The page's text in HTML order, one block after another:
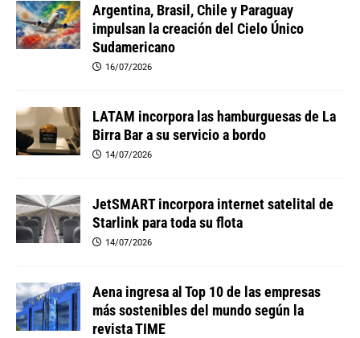
Argentina, Brasil, Chile y Paraguay
impulsan la creación del Cielo Único
Sudamericano
16/07/2026
LATAM incorpora las hamburguesas de La
Birra Bar a su servicio a bordo
14/07/2026
JetSMART incorpora internet satelital de
Starlink para toda su flota
14/07/2026
Aena ingresa al Top 10 de las empresas
más sostenibles del mundo según la
revista TIME